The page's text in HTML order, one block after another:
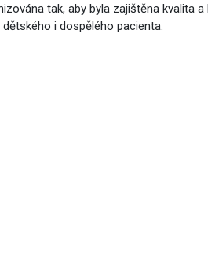
tak, aby byla zajištěna kvalita
i dospělého pacienta.